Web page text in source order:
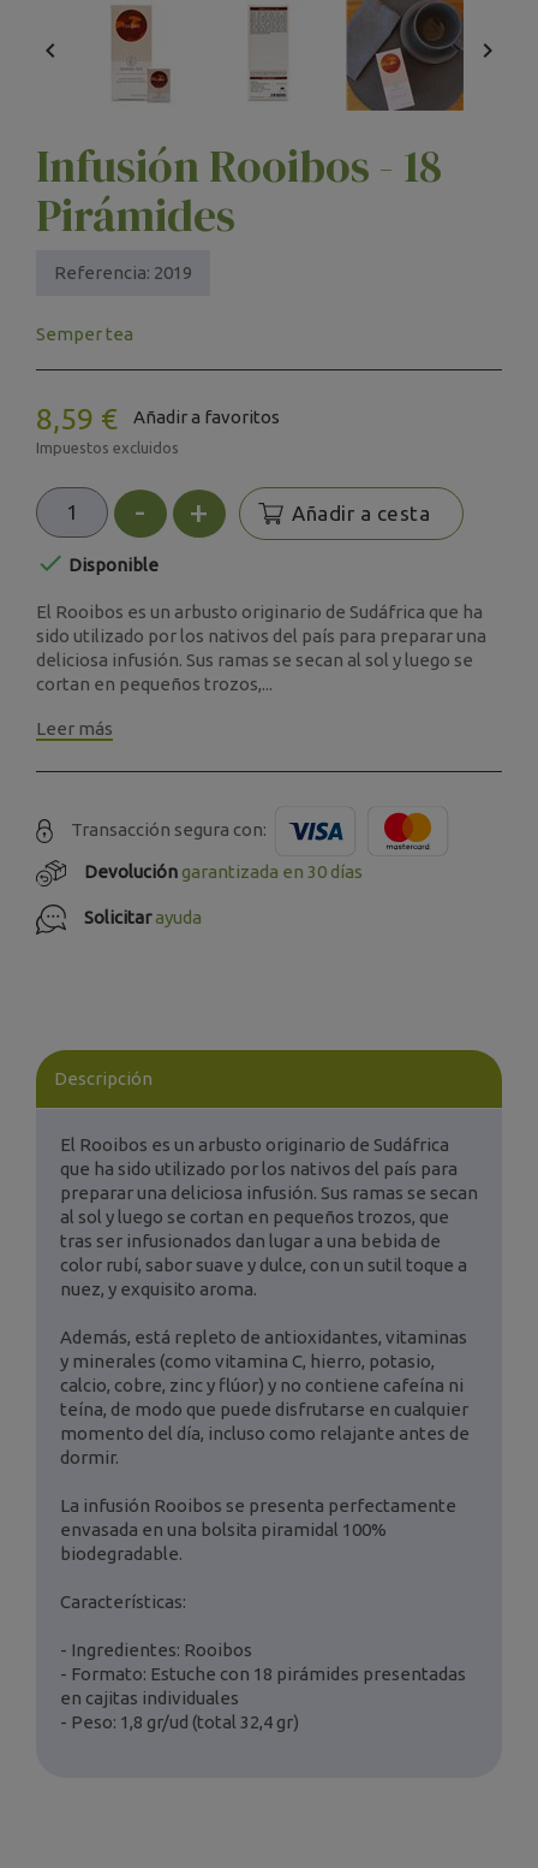
 
Infusión Rooibos - 18
Pirámides
Referencia: 2019
Semper tea
8,59 € Añadir a favoritos
Impuestos excluidos
- + Añadir a cesta
 Disponible
El Rooibos es un arbusto originario de Sudáfrica que ha
sido utilizado por los nativos del país para preparar una
deliciosa infusión. Sus ramas se secan al sol y luego se
cortan en pequeños trozos,...
Leer más
Transacción segura con:
Devolucióngarantizada en 30 días
Solicitarayuda
Descripción
El Rooibos es un arbusto originario de Sudáfrica
que ha sido utilizado por los nativos del país para
preparar una deliciosa infusión. Sus ramas se secan
al sol y luego se cortan en pequeños trozos, que
tras ser infusionados dan lugar a una bebida de
color rubí, sabor suave y dulce, con un sutil toque a
nuez, y exquisito aroma.
Además, está repleto de antioxidantes, vitaminas
y minerales (como vitamina C, hierro, potasio,
calcio, cobre, zinc y flúor) y no contiene cafeína ni
teína, de modo que puede disfrutarse en cualquier
momento del día, incluso como relajante antes de
dormir.
La infusión Rooibos se presenta perfectamente
envasada en una bolsita piramidal 100%
biodegradable.
Características:
- Ingredientes: Rooibos
- Formato: Estuche con 18 pirámides presentadas
en cajitas individuales
- Peso: 1,8 gr/ud (total 32,4 gr)